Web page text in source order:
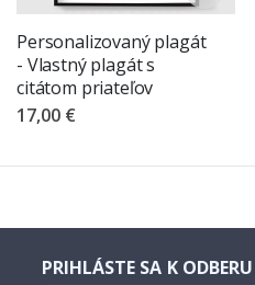
Personalizovaný plagát
- Vlastný plagát s
citátom priateľov
17,00 €
PRIHLÁSTE SA K